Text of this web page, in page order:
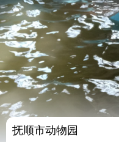
抚顺市动物园
